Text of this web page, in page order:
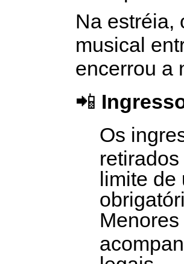
Na estréia,
musical
encerrou a
📲
Os
limite de